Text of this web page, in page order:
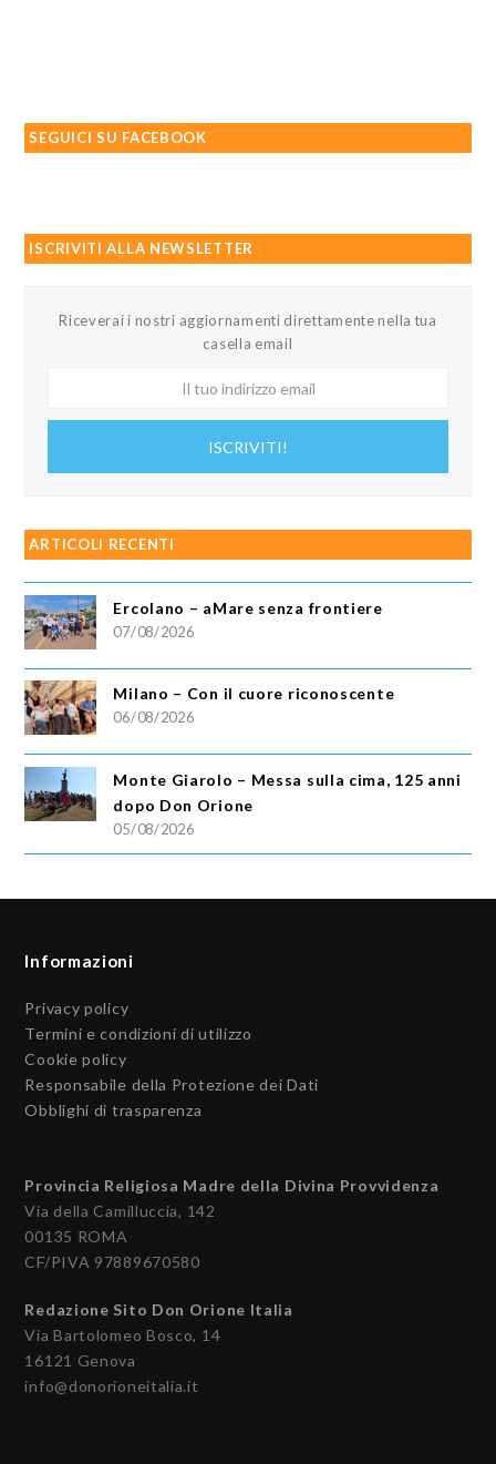
SEGUICI SU FACEBOOK
ISCRIVITI ALLA NEWSLETTER
Riceverai i nostri aggiornamenti direttamente nella tua
casella email
ISCRIVITI!
ARTICOLI RECENTI
Ercolano – aMare senza frontiere
07/08/2026
Milano – Con il cuore riconoscente
06/08/2026
Monte Giarolo – Messa sulla cima, 125 anni
dopo Don Orione
05/08/2026
Informazioni
Privacy policy
Termini e condizioni di utilizzo
Cookie policy
Responsabile della Protezione dei Dati
Obblighi di trasparenza
Provincia Religiosa Madre della Divina Provvidenza
Via della Camilluccia, 142
00135 ROMA
CF/PIVA 97889670580
Redazione Sito Don Orione Italia
Via Bartolomeo Bosco, 14
16121 Genova
info@donorioneitalia.it